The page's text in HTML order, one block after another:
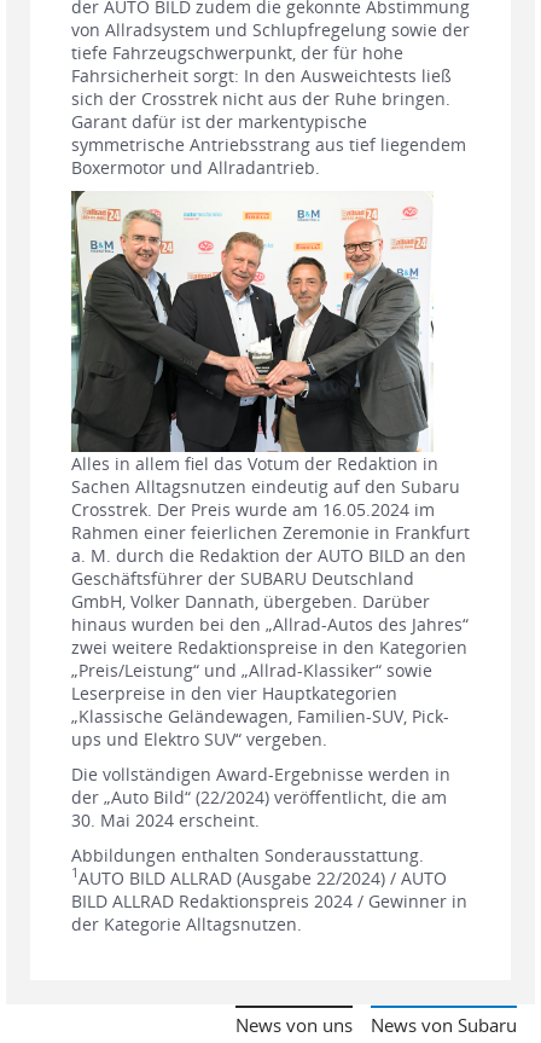
der AUTO BILD zudem die gekonnte Abstimmung
von Allradsystem und Schlupfregelung sowie der
tiefe Fahrzeugschwerpunkt, der für hohe
Fahrsicherheit sorgt: In den Ausweichtests ließ
sich der Crosstrek nicht aus der Ruhe bringen.
Garant dafür ist der markentypische
symmetrische Antriebsstrang aus tief liegendem
Boxermotor und Allradantrieb.
Alles in allem fiel das Votum der Redaktion in
Sachen Alltagsnutzen eindeutig auf den Subaru
Crosstrek. Der Preis wurde am 16.05.2024 im
Rahmen einer feierlichen Zeremonie in Frankfurt
a. M. durch die Redaktion der AUTO BILD an den
Geschäftsführer der SUBARU Deutschland
GmbH, Volker Dannath, übergeben. Darüber
hinaus wurden bei den „Allrad-Autos des Jahres“
zwei weitere Redaktionspreise in den Kategorien
„Preis/Leistung“ und „Allrad-Klassiker“ sowie
Leserpreise in den vier Hauptkategorien
„Klassische Geländewagen, Familien-SUV, Pick-
ups und Elektro SUV“ vergeben.
Die vollständigen Award-Ergebnisse werden in
der „Auto Bild“ (22/2024) veröffentlicht, die am
30. Mai 2024 erscheint.
Abbildungen enthalten Sonderausstattung.
1AUTO BILD ALLRAD (Ausgabe 22/2024) / AUTO
BILD ALLRAD Redaktionspreis 2024 / Gewinner in
der Kategorie Alltagsnutzen.
News von Subaru
News von uns